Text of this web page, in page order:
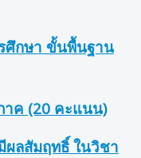
ศึกษา ขั้นพื้นฐาน
าค (20 คะแนน)
ผลสัมฤทธิ์ ในวิชา